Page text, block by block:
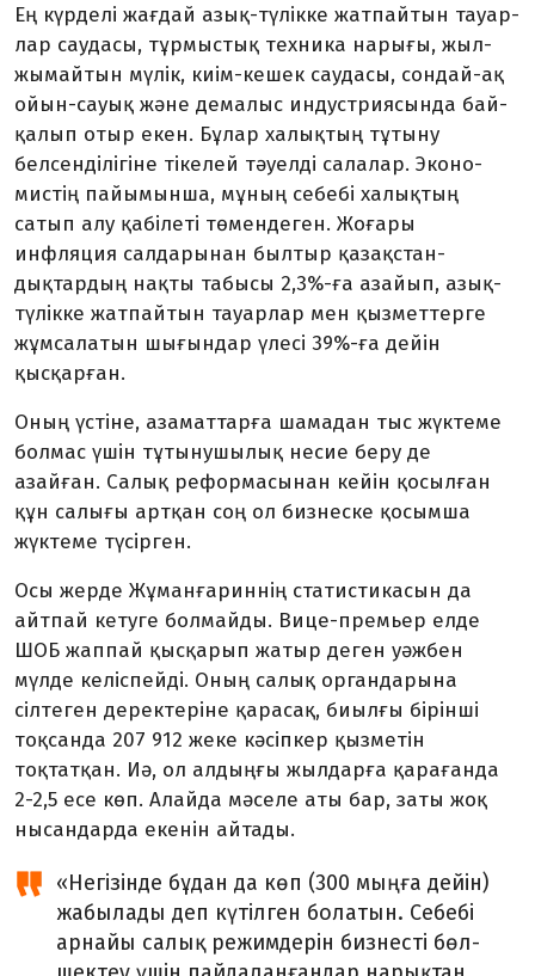
Ең күрделі жағдай азық-түлік­ке жатпайтын тауар­
лар саудасы, тұрмыстық техника нарығы, жыл­
жымайтын мүлік, киім-кешек саудасы, сондай-ақ
ойын-сауық және демалыс индустриясында бай­
қалып отыр екен. Бұлар ха­лық­тың тұтыну
белсенділігіне тікелей тәуелді салалар. Эконо­
мистің пайым­ынша, мұның себебі халықтың
сатып алу қабілеті тө­мен­деген. Жоғары
инфляция сал­дарынан былтыр қазақ­стан­
дықтардың нақты табысы 2,3%-ға азайып, азық-
түлікке жатпайтын тауарлар мен қызметтерге
жұмса­латын шығындар үлесі 39%-ға дейін
қысқарған.
Оның үстіне, азаматтарға шама­­дан тыс жүктеме
болмас үшін тұтынушылық несие беру де
азайған. Салық реформасынан кейін қосылған
құн салығы арт­қан соң ол бизнеске қосымша
жүктеме түсірген.
Осы жерде Жұманғариннің ста­тистикасын да
айтпай кетуге болмайды. Вице-премьер елде
ШОБ жаппай қысқарып жатыр деген уәжбен
мүлде келіспейді. Оның салық органдарына
сілтеген деректеріне қарасақ, биылғы бірінші
тоқсанда 207 912 жеке кәсіпкер қызметін
тоқтатқан. Иә, ол алдыңғы жылдарға қарағанда
2-2,5 есе көп. Алайда мәселе аты бар, заты жоқ
нысандарда екенін айтады.
«Негізінде бұдан да көп (300 мың­ға дейін)
жабылады деп күтілген болатын. Себебі
арнайы салық режимдерін бизнесті бөл­